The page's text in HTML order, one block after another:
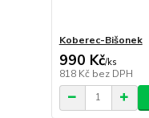
Koberec-Bišonek
990 Kč/ks
818 Kč bez DPH